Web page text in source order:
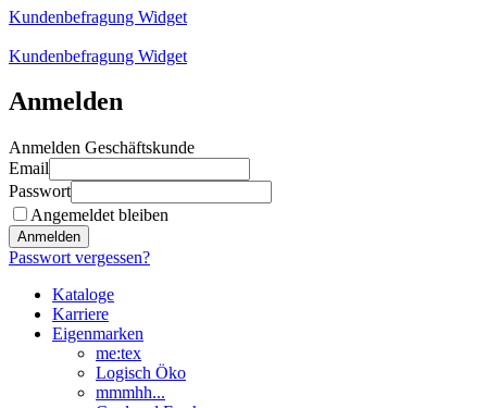
Kundenbefragung Widget
Kundenbefragung Widget
Anmelden
Anmelden Geschäftskunde
Email
Passwort
Angemeldet bleiben
Anmelden
Passwort vergessen?
Kataloge
Karriere
Eigenmarken
me:tex
Logisch Öko
mmmhh...